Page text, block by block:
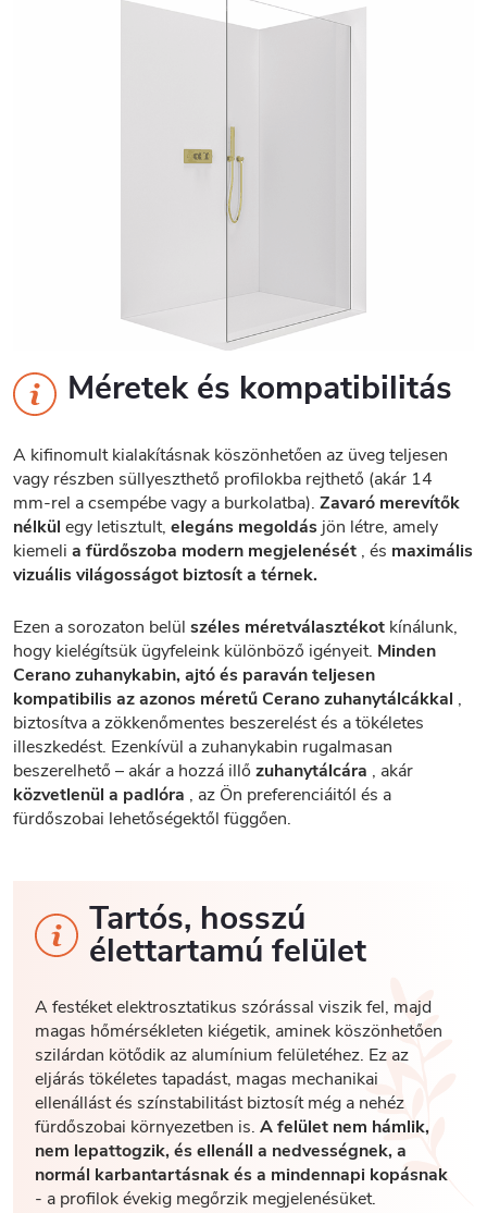
Méretek és kompatibilitás
A kifinomult kialakításnak köszönhetően az üveg teljesen
vagy részben süllyeszthető profilokba rejthető (akár 14
mm-rel a csempébe vagy a burkolatba). Zavaró merevítők
nélkül egy letisztult, elegáns megoldás jön létre, amely
kiemeli a fürdőszoba modern megjelenését , és maximális
vizuális világosságot biztosít a térnek.
Ezen a sorozaton belül széles méretválasztékot kínálunk,
hogy kielégítsük ügyfeleink különböző igényeit. Minden
Cerano zuhanykabin, ajtó és paraván teljesen
kompatibilis az azonos méretű Cerano zuhanytálcákkal ,
biztosítva a zökkenőmentes beszerelést és a tökéletes
illeszkedést. Ezenkívül a zuhanykabin rugalmasan
beszerelhető – akár a hozzá illő zuhanytálcára , akár
közvetlenül a padlóra , az Ön preferenciáitól és a
fürdőszobai lehetőségektől függően.
Tartós, hosszú
élettartamú felület
A festéket elektrosztatikus szórással viszik fel, majd
magas hőmérsékleten kiégetik, aminek köszönhetően
szilárdan kötődik az alumínium felületéhez. Ez az
eljárás tökéletes tapadást, magas mechanikai
ellenállást és színstabilitást biztosít még a nehéz
fürdőszobai környezetben is. A felület nem hámlik,
nem lepattogzik, és ellenáll a nedvességnek, a
normál karbantartásnak és a mindennapi kopásnak
- a profilok évekig megőrzik megjelenésüket.